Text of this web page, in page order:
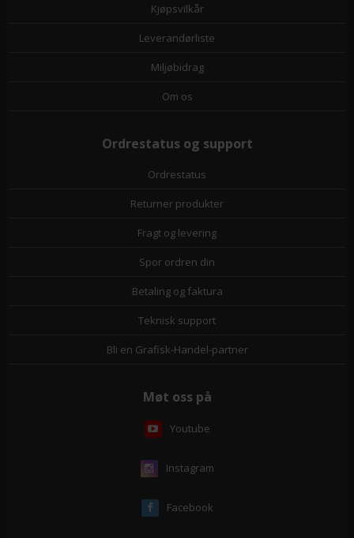
Kjøpsvilkår
Leverandørliste
Miljøbidrag
Om os
Ordrestatus og support
Ordrestatus
Returner produkter
Fragt og levering
Spor ordren din
Betaling og faktura
Teknisk support
Bli en Grafisk-Handel-partner
Møt oss på
Youtube
Instagram
Facebook